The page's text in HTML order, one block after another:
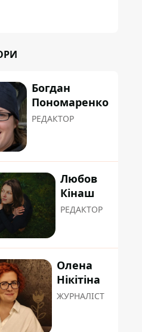
Богдан
Пономаренко
РЕДАКТОР
Любов
Кінаш
РЕДАКТОР
Олена
Нікітіна
ЖУРНАЛІСТ